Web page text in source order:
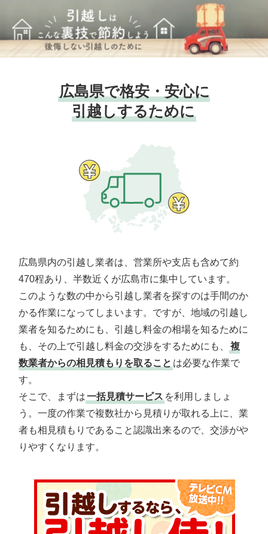
広島県で格安・安心に
引越しするために
広島県内の引越し業者は、営業所や支店も含めて約
470程あり、半数近くが広島市に集中しています。
このような数の中から引越し業者を探すのは手間のか
かる作業になってしまいます。ですが、地域の引越し
業者を知るためにも、引越し料金の相場を知るために
も、その上で引越し料金の交渉をするためにも、
複
数業者からの相見積もりを取ること は必要な作業で
す。
そこで、まずは一括見積サービス を利用しましょ
う。一度の作業で複数社から見積りが取れる上に、業
者も相見積もりであること認識出来るので、交渉がや
りやすくなります。